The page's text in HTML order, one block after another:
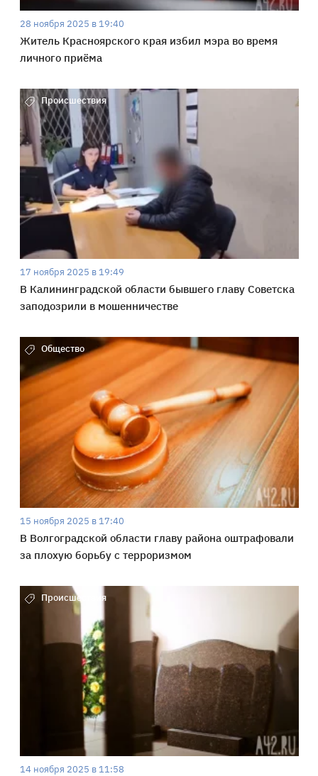
28 ноября 2025 в 19:40
Житель Красноярского края избил мэра во время
личного приёма
Происшествия
17 ноября 2025 в 19:49
В Калининградской области бывшего главу Советска
заподозрили в мошенничестве
Общество
15 ноября 2025 в 17:40
В Волгоградской области главу района оштрафовали
за плохую борьбу с терроризмом
Происшествия
14 ноября 2025 в 11:58